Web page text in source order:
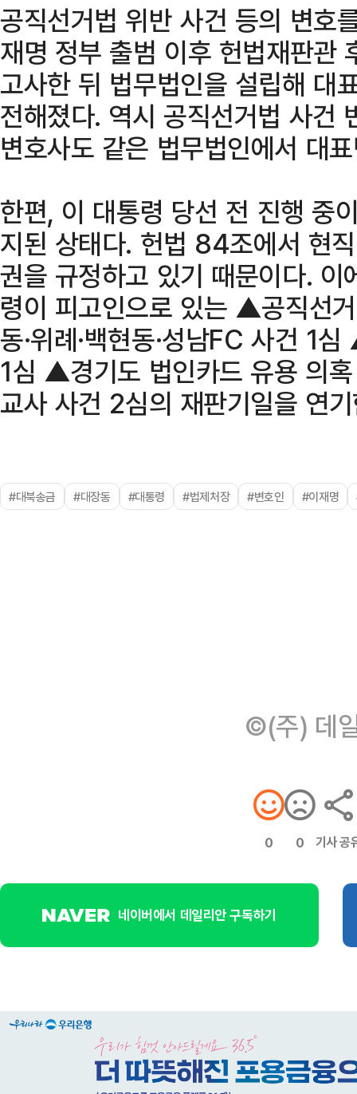
공직선거법 위반 사건 등의 변호
재명 정부 출범 이후 헌법재판관
고사한 뒤 법무법인을 설립해 대
전해졌다. 역시 공직선거법 사건
변호사도 같은 법무법인에서 대
한편, 이 대통령 당선 전 진행 중
지된 상태다. 헌법 84조에서 현
권을 규정하고 있기 때문이다.
령이 피고인으로 있는 ▲공직선
동·위례·백현동·성남FC 사건 1
1심 ▲경기도 법인카드 유용 의
교사 사건 2심의 재판기일을 연
#대북송금 #대장동 #대통령 #법제처장 #변호인 #이재명
©(주) 데
0 0 기사 공
네이버에서 데일리안 구독하기